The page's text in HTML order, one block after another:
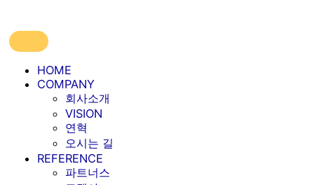
츠
로
HOME
COMPANY
회사소개
VISION
연혁
오시는 길
REFERENCE
파트너스